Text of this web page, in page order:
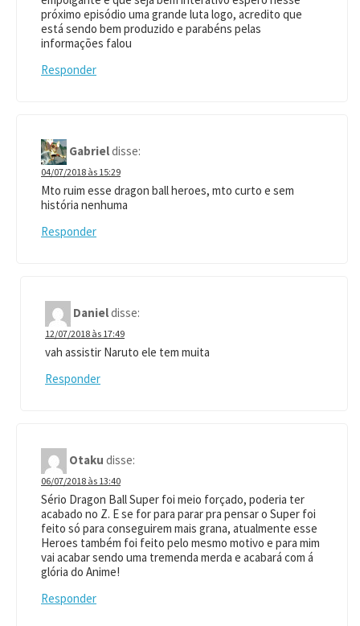
próximo episódio uma grande luta logo, acredito que
está sendo bem produzido e parabéns pelas
informações falou
Responder
Gabrieldisse:
04/07/2018 às 15:29
Mto ruim esse dragon ball heroes, mto curto e sem
história nenhuma
Responder
Danieldisse:
12/07/2018 às 17:49
vah assistir Naruto ele tem muita
Responder
Otaku disse:
06/07/2018 às 13:40
Sério Dragon Ball Super foi meio forçado, poderia ter
acabado no Z. E se for para parar pra pensar o Super foi
feito só para conseguirem mais grana, atualmente esse
Heroes também foi feito pelo mesmo motivo e para mim
vai acabar sendo uma tremenda merda e acabará com á
glória do Anime!
Responder